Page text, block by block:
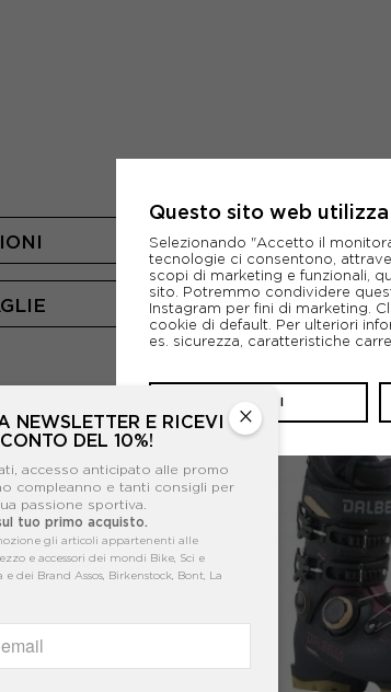
×
NEWSLETTER E RICEVI
DEL 10%!
accesso anticipato alle promo
compleanno e tanti consigli per
passione sportiva.
tuo primo acquisto.
gli articoli appartenenti alle
e accessori dei mondi Bike, Sci e
dei Brand Assos, Birkenstock, Bont, La
Questo sito web
Selezionando "Accetto il
tecnologie ci consentono,
scopi di marketing e funzionali,
sito. Potremmo condividere
Instagram per fini di marketing.
cookie di default. Per ulteriori
es. sicurezza, caratteristiche
CHIUDI